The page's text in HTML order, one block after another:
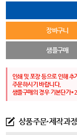
장바구니
샘플구매
인쇄 및 포장 등으로 인해
주문하시기 바랍니다.
샘플구매의 경우 기본단가
상품주문·제작과정